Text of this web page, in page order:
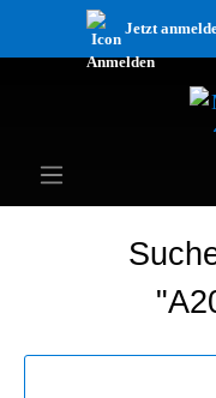
Jetzt